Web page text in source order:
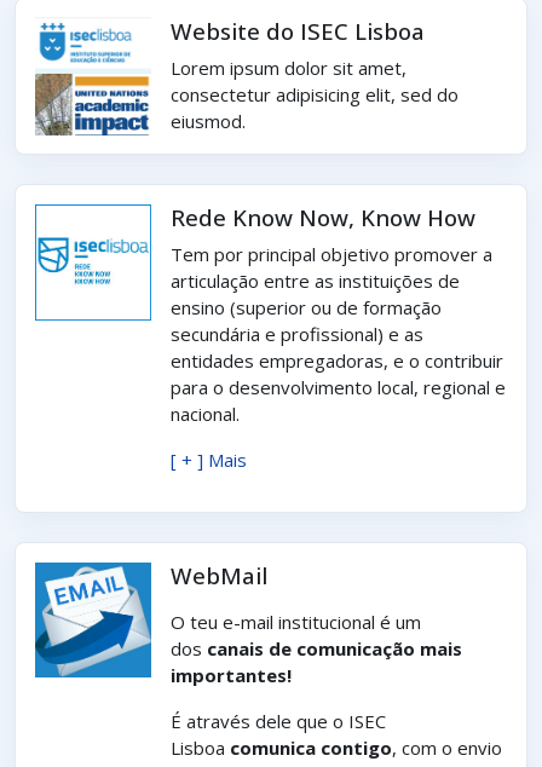
Website do ISEC Lisboa
Lorem ipsum dolor sit amet,
consectetur adipisicing elit, sed do
eiusmod.
Rede Know Now, Know How
Tem por principal objetivo promover a
articulação entre as instituições de
ensino (superior ou de formação
secundária e profissional) e as
entidades empregadoras, e o contribuir
para o desenvolvimento local, regional e
nacional.
[ + ] Mais
WebMail
O teu e-mail institucional é um
dos canais de comunicação mais
importantes!
É através dele que o ISEC
Lisboa comunica contigo, com o envio